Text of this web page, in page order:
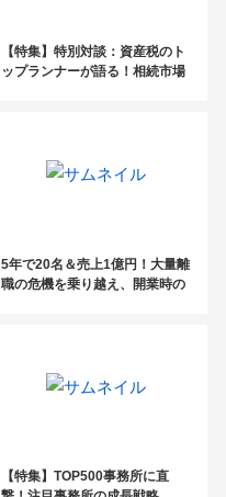
【特集】特別対談：資産税のト
ップランナーが語る！相続市場
5年で20名＆売上1億円！大量離
職の危機を乗り越え、開業時の
【特集】TOP500事務所に直